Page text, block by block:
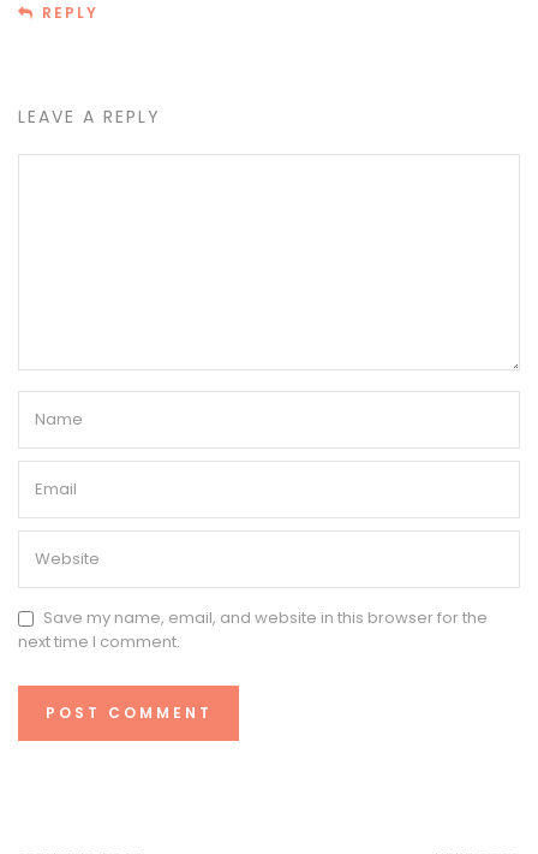
REPLY
LEAVE A REPLY
Save my name, email, and website in this browser for the
next time I comment.